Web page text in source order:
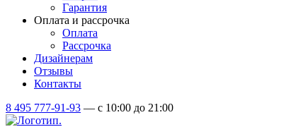
Гарантия
Оплата и рассрочка
Оплата
Рассрочка
Дизайнерам
Отзывы
Контакты
8 495 777-91-93 — c 10:00 до 21:00